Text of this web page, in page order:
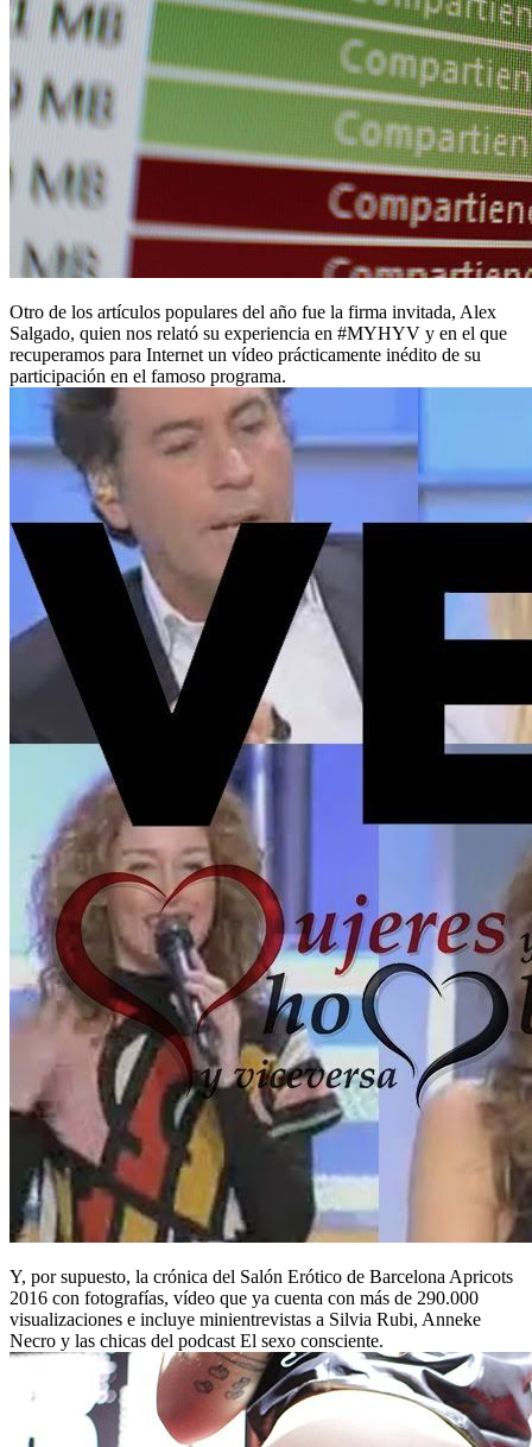
Otro de los artículos populares del año fue la firma invitada, Alex
Salgado, quien nos relató su experiencia en #MYHYV y en el que
recuperamos para Internet un vídeo prácticamente inédito de su
participación en el famoso programa.
Y, por supuesto, la crónica del Salón Erótico de Barcelona Apricots
2016 con fotografías, vídeo que ya cuenta con más de 290.000
visualizaciones e incluye minientrevistas a Silvia Rubi, Anneke
Necro y las chicas del podcast El sexo consciente.